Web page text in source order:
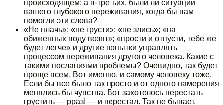
происходящем; а в-третьих, были ли ситуации
вашего глубокого переживания, когда бы вам
помогли эти слова?
«Не плачь»; «не грусти»; «не злись»; «на
обиженных воду возят»; «прости и отпусти, тебе же
будет легче» и другие попытки управлять
процессом переживания другого человека. Какие с
такими посланиями проблемы? Очевидно, так будет
проще всем. Вот именно, и самому человеку тоже.
Если бы все было так просто и от одного намерения
менялись бы чувства. Вот захотелось перестать
грустить — рраз! — и перестал. Так не бывает.